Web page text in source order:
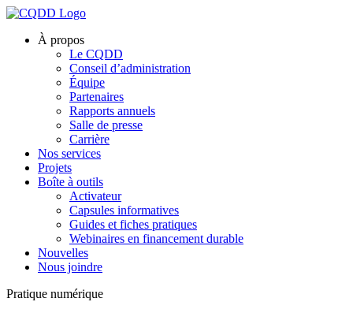
À propos
Le CQDD
Conseil d’administration
Équipe
Partenaires
Rapports annuels
Salle de presse
Carrière
Nos services
Projets
Boîte à outils
Activateur
Capsules informatives
Guides et fiches pratiques
Webinaires en financement durable
Nouvelles
Nous joindre
Pratique numérique